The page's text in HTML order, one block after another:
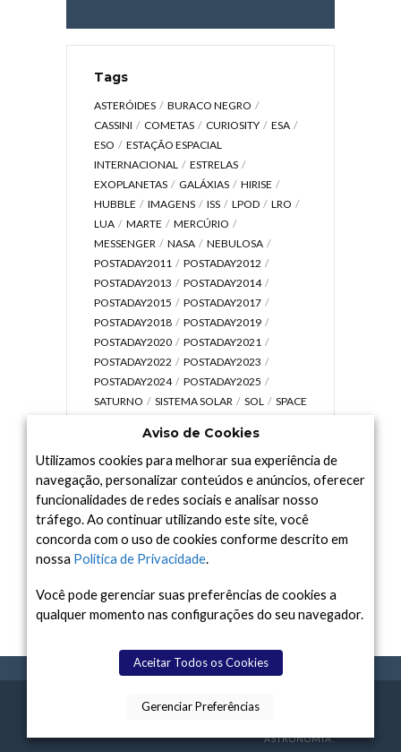
Tags
ASTERÓIDES
BURACO NEGRO
CASSINI
COMETAS CURIOSITY
ESA
ESO
ESTAÇÃO ESPACIAL
INTERNACIONAL
ESTRELAS
EXOPLANETAS
GALÁXIAS
HIRISE
HUBBLE
IMAGENS ISS LPOD
LRO
LUA
MARTE
MERCÚRIO
MESSENGER
NASA
NEBULOSA
POSTADAY2011
POSTADAY2012
POSTADAY2013
POSTADAY2014
POSTADAY2015
POSTADAY2017
POSTADAY2018
POSTADAY2019
POSTADAY2020
POSTADAY2021
POSTADAY2022
POSTADAY2023
POSTADAY2024
POSTADAY2025
SATURNO
SISTEMA SOLAR SOL
SPACE
UNIVERSO
VÍDEO
Arquivo
Arquivo
TERMOS CONTATO SPACE TODAY
ASTRONOMIA.
Aviso de Cookies
Utilizamos cookies para melhorar sua experiência de
navegação, personalizar conteúdos e anúncios, oferecer
funcionalidades de redes sociais e analisar nosso
tráfego. Ao continuar utilizando este site, você
concorda com o uso de cookies conforme descrito em
nossa Política de Privacidade.
Você pode gerenciar suas preferências de cookies a
qualquer momento nas configurações do seu navegador.
Aceitar Todos os Cookies
Gerenciar Preferências